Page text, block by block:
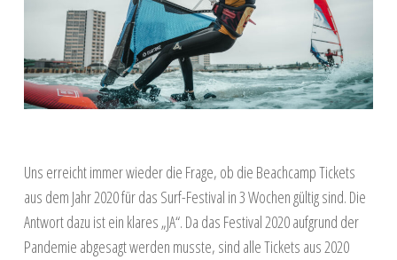
Uns erreicht immer wieder die Frage, ob die Beachcamp Tickets
aus dem Jahr 2020 für das Surf-Festival in 3 Wochen gültig sind. Die
Antwort dazu ist ein klares „JA“. Da das Festival 2020 aufgrund der
Pandemie abgesagt werden musste, sind alle Tickets aus 2020